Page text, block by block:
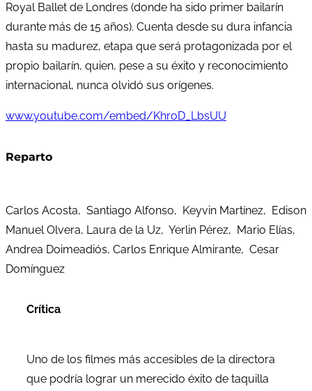
Royal Ballet de Londres (donde ha sido primer bailarín
durante más de 15 años). Cuenta desde su dura infancia
hasta su madurez, etapa que será protagonizada por el
propio bailarín, quien, pese a su éxito y reconocimiento
internacional, nunca olvidó sus orígenes.
www.youtube.com/embed/KhroD_LbsUU
Reparto
Carlos Acosta, Santiago Alfonso, Keyvin Martínez, Edison
Manuel Olvera, Laura de la Uz, Yerlin Pérez, Mario Elías,
Andrea Doimeadiós, Carlos Enrique Almirante, Cesar
Domínguez
Crítica
Uno de los filmes más accesibles de la directora
que podría lograr un merecido éxito de taquilla